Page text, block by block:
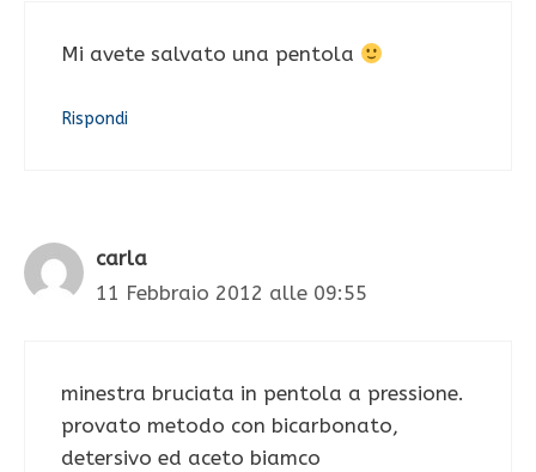
Mi avete salvato una pentola
Rispondi
carla
11 Febbraio 2012 alle 09:55
minestra bruciata in pentola a pressione.
provato metodo con bicarbonato,
detersivo ed aceto biamco